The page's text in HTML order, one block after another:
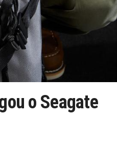
o Seagate